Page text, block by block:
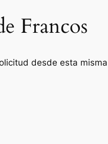
Francos
desde esta